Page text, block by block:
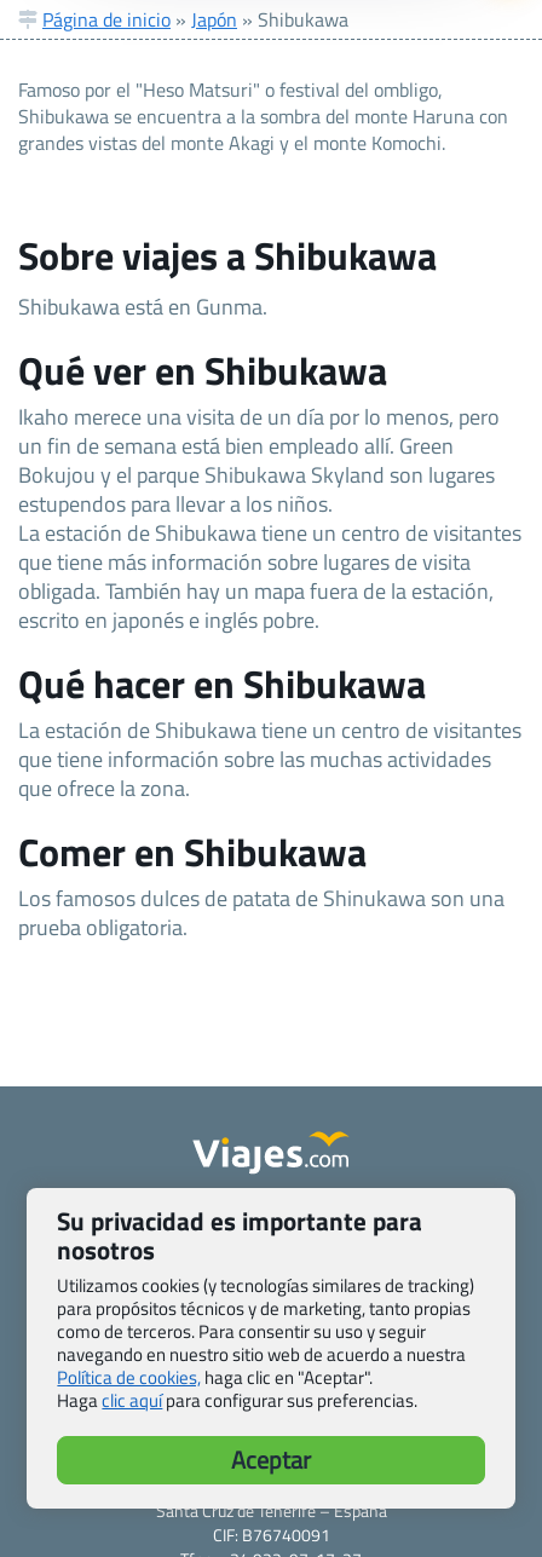
Página de inicio » Japón » Shibukawa
Famoso por el "Heso Matsuri" o festival del ombligo,
Shibukawa se encuentra a la sombra del monte Haruna con
grandes vistas del monte Akagi y el monte Komochi.
Sobre viajes a Shibukawa
Shibukawa está en Gunma.
Qué ver en Shibukawa
Ikaho merece una visita de un día por lo menos, pero
un fin de semana está bien empleado allí. Green
Bokujou y el parque Shibukawa Skyland son lugares
estupendos para llevar a los niños.
La estación de Shibukawa tiene un centro de visitantes
que tiene más información sobre lugares de visita
obligada. También hay un mapa fuera de la estación,
escrito en japonés e inglés pobre.
Qué hacer en Shibukawa
La estación de Shibukawa tiene un centro de visitantes
que tiene información sobre las muchas actividades
que ofrece la zona.
Comer en Shibukawa
Los famosos dulces de patata de Shinukawa son una
prueba obligatoria.
Quienes somos
Contacto
Pasaporte, Visado, Salud y otras disposiciones específicas
Preguntas frecuentes
Condiciones generales
Política de privacidad y cookies
Transparencia
Todas las páginas – sitemap
Viajes.com
Last Minute Express S.L.U.
c/ Drago, CC HLS, Local 13
38660 Miraverde – Adeje
Santa Cruz de Tenerife – España
CIF: B76740091
Su privacidad es importante para
nosotros
Utilizamos cookies (y tecnologías similares de tracking)
para propósitos técnicos y de marketing, tanto propias
como de terceros. Para consentir su uso y seguir
navegando en nuestro sitio web de acuerdo a nuestra
Política de cookies,haga clic en "Aceptar".
Hagaclic aquípara configurar sus preferencias.
Aceptar